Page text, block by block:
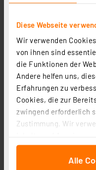
Diese Webseite
Wir verwenden
von ihnen sind
die Funktionen der
Andere helfen uns,
Erfahrungen zu
Cookies, die zur
zwingend erforderlich
Zustimmung. Wir
für soziale Medien
auf unsere Website zu
Alle
Komfortzonen, mit
2 3 4 5 (2)